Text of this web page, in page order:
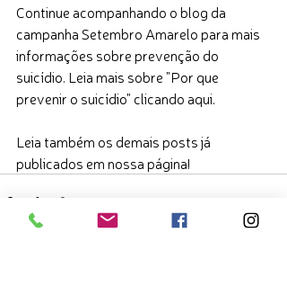
Continue acompanhando o blog da
campanha Setembro Amarelo para mais
informações sobre prevenção do
suicídio. Leia mais sobre "Por que
prevenir o suicídio" clicando aqui.
Leia também os demais posts já
publicados em nossa página!